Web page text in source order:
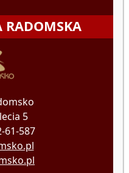
RADOMSKA
5
61-587